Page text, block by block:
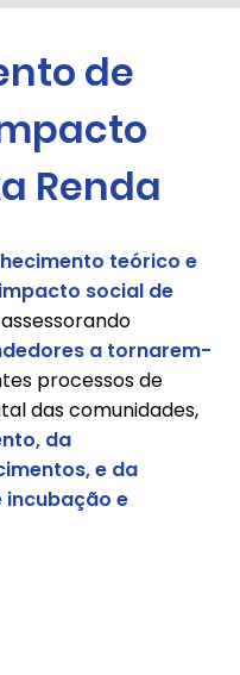
de
Renda
teórico e
social de
a tornarem-
processos de
das comunidades,
da
e da
incubação e